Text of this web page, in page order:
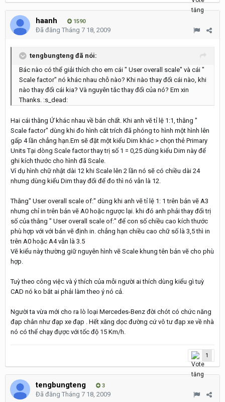
haanh 1590
Đã đăng Tháng 7 18, 2009
tengbungteng đã nói:
Bác nào có thể giải thích cho em cái " User overall scale" và cái "
Scale factor" nó khác nhau chỗ nào? Khi nào thay đổi cái nào, khi
nào thay đổi cái kia? Và nguyên tắc thay đổi của nó? Em xin
Thanks. :s_dead:
Hai cái thằng Ứ khác nhau về bản chất. Khi anh vẽ tỉ lệ 1:1, thằng "
Scale factor" dùng khi đo hình cắt trích đã phóng to hình một hình lên
gấp 4 lần chẳng hạn.Em sẽ đặt một kiểu Dim khác > chọn thẻ Primary
Units Tại dòng Scale factor thay trị số 1 = 0,25 dùng kiểu Dim này để
ghi kích thước cho hình đã Scale.
Ví dụ hình chữ nhật dài 12 khi Scale lên 2 lần nó sẽ có chiều dài 24
nhưng dùng kiểu Dim thay đổi để đo thì nó vẫn là 12.
Thằng" User overall scale of:" dùng khi anh vẽ tỉ lệ 1: 1 trên bản vẽ A3
nhưng chỉ in trên bản vẽ A0 hoặc ngược lại. khi đó anh phải thay đổi trị
số của thằng " User overall scale of:" để con số chiều cao kích thước
phù hợp với với bản vẽ định in. chẳng hạn chiều cao chữ số là 3,5 thì in
trên A0 hoặc A4 vẫn là 3.5
Vẽ kiểu này thường giữ nguyên hình vẽ Scale khung tên bản vẽ cho phù
hợp.
Tuỳ theo công việc và ý thích của mỗi người ai thích dùng kiểu gì tuỳ
CAD nó ko bắt ai phải làm theo ý nó cả.
Người ta vừa mới cho ra lò loại Mercedes-Benz đời chót có chức năng
đạp chân như đạp xe đạp . Hết xăng dọc đường cứ vô tư đạp xe về nhà
nó có thể chạy đựợc với tốc độ 15 Km/h.
1
tengbungteng 3
Đã đăng Tháng 7 18, 2009